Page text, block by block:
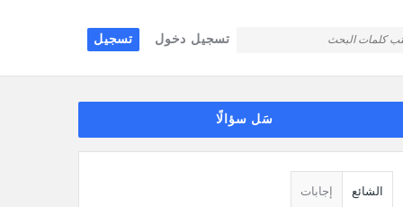
تسجيل دخول تسجيل
سَل سؤالًا
الشائع إجابات